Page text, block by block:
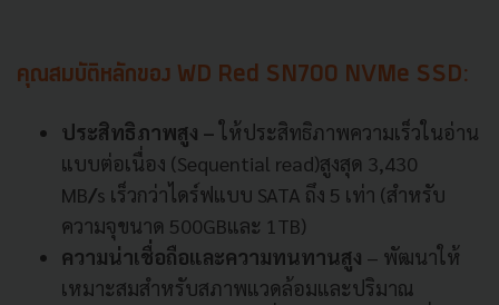
คุณสมบัติหลักของ WD Red SN700 NVMe SSD:
ประสิทธิภาพสูง –ให้ประสิทธิภาพความเร็วในอ่าน
แบบต่อเนื่อง (Sequential read)สูงสุด 3,430
MB/s เร็วกว่าไดร์ฟแบบ SATA ถึง 5 เท่า (สำหรับ
ความจุขนาด 500GBและ 1TB)
ความน่าเชื่อถือและความทนทานสูง – พัฒนาให้
เหมาะสมสำหรับสภาพแวดล้อมและปริมาณ